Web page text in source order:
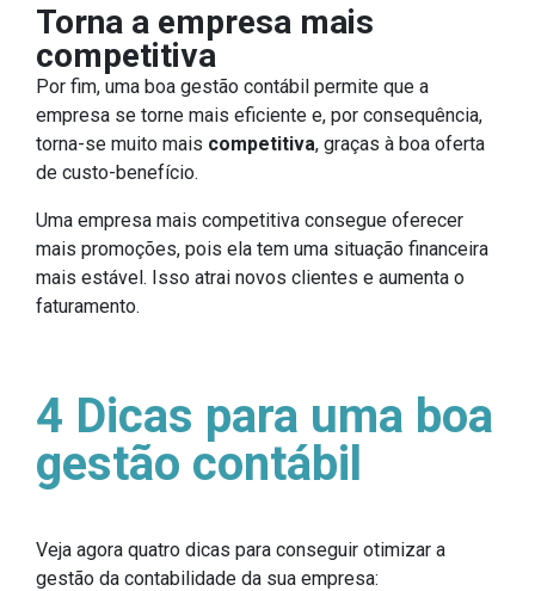
Torna a empresa mais
competitiva
Por fim, uma boa gestão contábil permite que a
empresa se torne mais eficiente e, por consequência,
torna-se muito mais competitiva, graças à boa oferta
de custo-benefício.
Uma empresa mais competitiva consegue oferecer
mais promoções, pois ela tem uma situação financeira
mais estável. Isso atrai novos clientes e aumenta o
faturamento.
4 Dicas para uma boa
gestão contábil
Veja agora quatro dicas para conseguir otimizar a
gestão da contabilidade da sua empresa: